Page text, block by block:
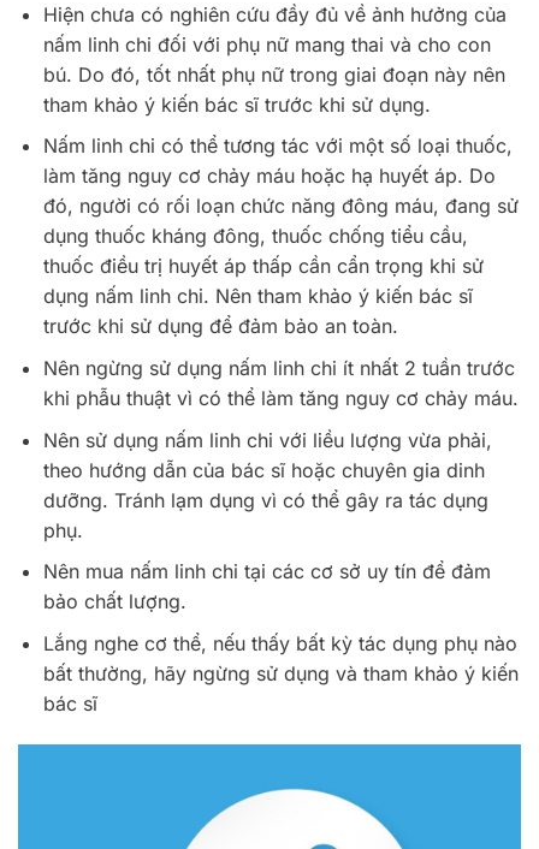
Hiện chưa có nghiên cứu đầy đủ về ảnh hưởng của
nấm linh chi đối với phụ nữ mang thai và cho con
bú. Do đó, tốt nhất phụ nữ trong giai đoạn này nên
tham khảo ý kiến bác sĩ trước khi sử dụng.
Nấm linh chi có thể tương tác với một số loại thuốc,
làm tăng nguy cơ chảy máu hoặc hạ huyết áp. Do
đó, người có rối loạn chức năng đông máu, đang sử
dụng thuốc kháng đông, thuốc chống tiểu cầu,
thuốc điều trị huyết áp thấp cần cẩn trọng khi sử
dụng nấm linh chi. Nên tham khảo ý kiến bác sĩ
trước khi sử dụng để đảm bảo an toàn.
Nên ngừng sử dụng nấm linh chi ít nhất 2 tuần trước
khi phẫu thuật vì có thể làm tăng nguy cơ chảy máu.
Nên sử dụng nấm linh chi với liều lượng vừa phải,
theo hướng dẫn của bác sĩ hoặc chuyên gia dinh
dưỡng. Tránh lạm dụng vì có thể gây ra tác dụng
phụ.
Nên mua nấm linh chi tại các cơ sở uy tín để đảm
bảo chất lượng.
Lắng nghe cơ thể, nếu thấy bất kỳ tác dụng phụ nào
bất thường, hãy ngừng sử dụng và tham khảo ý kiến
bác sĩ